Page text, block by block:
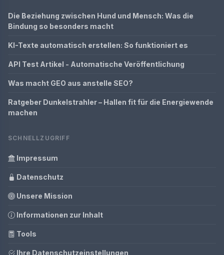
Die Beziehung zwischen Hund und Mensch: Was die
Bindung so besonders macht
KI-Texte automatisch erstellen: So funktioniert es
API Test Artikel - Automatische Veröffentlichung
Was macht GEO aus anstelle SEO?
Ratgeber Dunkelstrahler – Hallen fit für die Energiewende
machen
SCHNELLZUGRIFF
Impressum
Datenschutz
Unsere Mission
Informationen zur Inhalt
Tools
Ihre Datenschutzeinstellungen